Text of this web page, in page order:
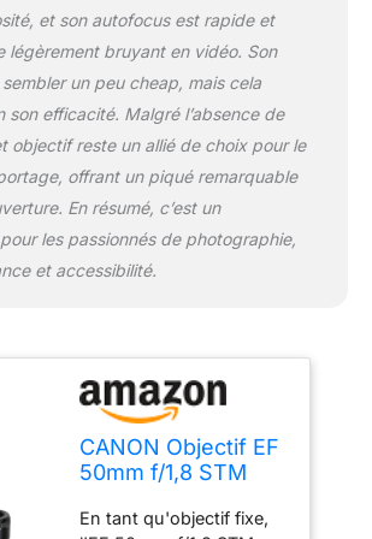
avez besoin Cet objectif
avec les modèles « EOS
R » tels que EOS R100,
R50, R10, R6, R7, R8 (sauf
si vous achetez
et son autofocus est rapide et
légèrement bruyant en vidéo. Son
un peu cheap, mais cela
son efficacité. Malgré l’absence de
objectif reste un allié de choix pour le
offrant un piqué remarquable
En résumé, c’est un
les passionnés de photographie,
et accessibilité.
CANON Objectif EF
50mm f/1,8 STM
(portrait, reportage)
En tant qu'objectif fixe,